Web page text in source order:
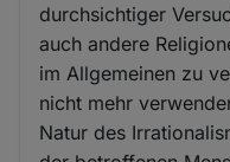
durchsichtiger
auch andere
im Allgemeinen zu
nicht mehr
Natur des